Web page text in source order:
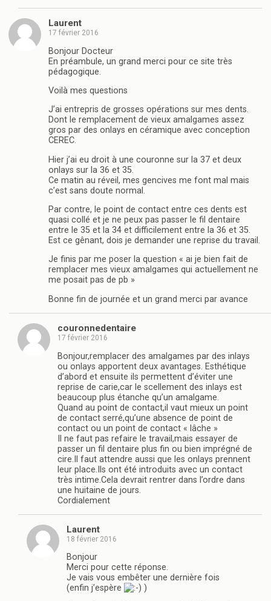
Laurent
17 février 2016
Bonjour Docteur
En préambule, un grand merci pour ce site très
pédagogique.
Voilà mes questions
J’ai entrepris de grosses opérations sur mes dents.
Dont le remplacement de vieux amalgames assez
gros par des onlays en céramique avec conception
CEREC.
Hier j’ai eu droit à une couronne sur la 37 et deux
onlays sur la 36 et 35.
Ce matin au réveil, mes gencives me font mal mais
c’est sans doute normal.
Par contre, le point de contact entre ces dents est
quasi collé et je ne peux pas passer le fil dentaire
entre le 35 et la 34 et difficilement entre la 36 et 35.
Est ce gênant, dois je demander une reprise du travail.
Je finis par me poser la question « ai je bien fait de
remplacer mes vieux amalgames qui actuellement ne
me posait pas de pb »
Bonne fin de journée et un grand merci par avance
couronnedentaire
17 février 2016
Bonjour,remplacer des amalgames par des inlays
ou onlays apportent deux avantages. Esthétique
d’abord et ensuite ils permettent d’éviter une
reprise de carie,car le scellement des inlays est
beaucoup plus étanche qu’un amalgame.
Quand au point de contact,il vaut mieux un point
de contact serré,qu’une absence de point de
contact ou un point de contact « lâche »
Il ne faut pas refaire le travail,mais essayer de
passer un fil dentaire plus fin ou bien imprégné de
cire.Il faut attendre aussi que les onlays prennent
leur place.Ils ont été introduits avec un contact
très intime.Cela devrait rentrer dans l’ordre dans
une huitaine de jours.
Cordialement
Laurent
18 février 2016
Bonjour
Merci pour cette réponse.
Je vais vous embêter une dernière fois
(enfin j’espère
)